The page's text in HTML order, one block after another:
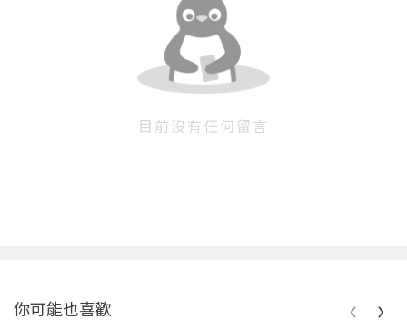
目前沒有任何留言
你可能也喜歡 ‹ ›